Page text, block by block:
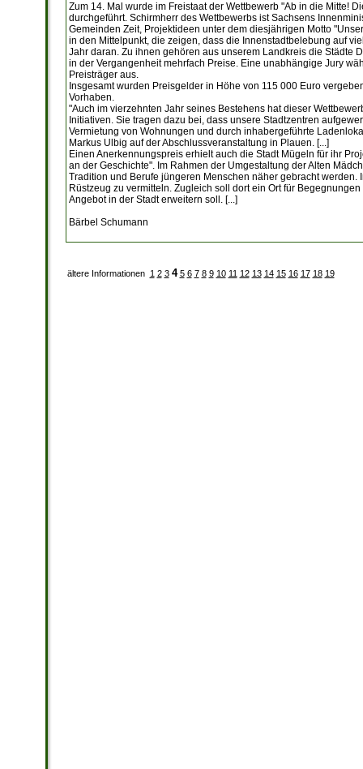
Zum 14. Mal wurde im Freistaat der Wettbewerb "Ab in die Mitte!
durchgeführt. Schirmherr des Wettbewerbs ist Sachsens
Gemeinden Zeit, Projektideen unter dem diesjährigen Motto
in den Mittelpunkt, die zeigen, dass die Innenstadtbelebung auf
Jahr daran. Zu ihnen gehören aus unserem Landkreis die Städte
in der Vergangenheit mehrfach Preise. Eine unabhängige Jury
Preisträger aus.
Insgesamt wurden Preisgelder in Höhe von 115 000 Euro
Vorhaben.
"Auch im vierzehnten Jahr seines Bestehens hat dieser
Initiativen. Sie tragen dazu bei, dass unsere Stadtzentren
Vermietung von Wohnungen und durch inhabergeführte
Markus Ulbig auf der Abschlussveranstaltung in Plauen. [...]
Einen Anerkennungspreis erhielt auch die Stadt Mügeln für ihr
an der Geschichte". Im Rahmen der Umgestaltung der Alten
Tradition und Berufe jüngeren Menschen näher gebracht
Rüstzeug zu vermitteln. Zugleich soll dort ein Ort für
Angebot in der Stadt erweitern soll. [...]
Bärbel Schumann
ältere Informationen 1 2 3 4 5 6 7 8 9 10 11 12 13 14 15 16 17 18 19